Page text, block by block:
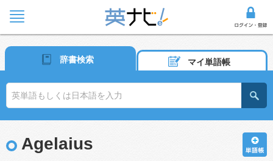
辞書検索 マイ単語帳
Agelaius